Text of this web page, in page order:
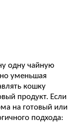
одну чайную
уменьшая
кошку
продукт. Если
на готовый или
подхода: